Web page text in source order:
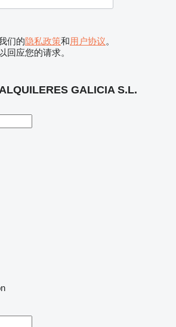
们的隐私政策和用户协议。
回应您的请求。
GALICIA S.L.